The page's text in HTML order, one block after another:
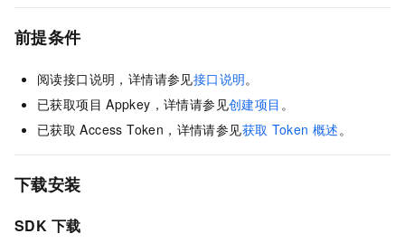
前提条件
阅读接口说明，详情请参见接口说明。
已获取项目 Appkey，详情请参见创建项目 。
已获取 Access Token，详情请参见获取 Token 概述。
下载安装
SDK 下载